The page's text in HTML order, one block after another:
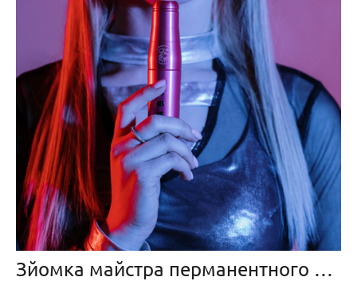
Зйомка майстра перманентного татуажу